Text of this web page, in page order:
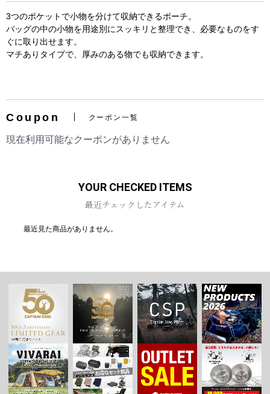
お買い物を続ける カートへ進む
3つのポケットで小物を分けて収納できるポーチ。
バッグの中の小物を用途別にスッキリと整理でき、必要なものをす
ぐに取り出せます。
マチありタイプで、厚みのある物でも収納できます。
Coupon クーポン一覧
現在利用可能なクーポンがありません
YOUR CHECKED ITEMS
最近チェックしたアイテム
最近見た商品がありません。